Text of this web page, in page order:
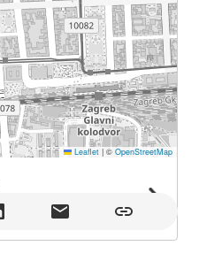
Leaflet |© OpenStreetMap